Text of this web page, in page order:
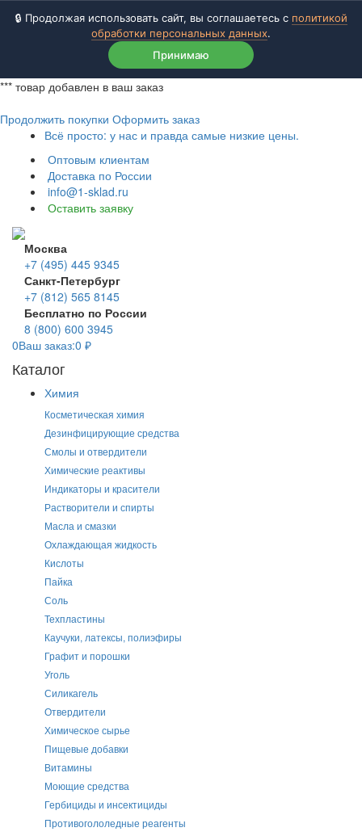
🔒 Продолжая использовать сайт, вы соглашаетесь с политикой
обработки персональных данных.
Принимаю
*** товар добавлен в ваш заказ
Продолжить покупки Оформить заказ
Всё просто: у нас и правда самые низкие цены.
Оптовым клиентам
Доставка по России
info@1-sklad.ru
Оставить заявку
Москва
+7 (495) 445 9345
Санкт-Петербург
+7 (812) 565 8145
Бесплатно по России
8 (800) 600 3945
0Ваш заказ:0 ₽
Каталог
Химия
Косметическая химия
Дезинфицирующие средства
Смолы и отвердители
Химические реактивы
Индикаторы и красители
Растворители и спирты
Масла и смазки
Охлаждающая жидкость
Кислоты
Пайка
Соль
Техпластины
Каучуки, латексы, полиэфиры
Графит и порошки
Уголь
Силикагель
Отвердители
Химическое сырье
Пищевые добавки
Витамины
Моющие средства
Гербициды и инсектициды
Противогололедные реагенты